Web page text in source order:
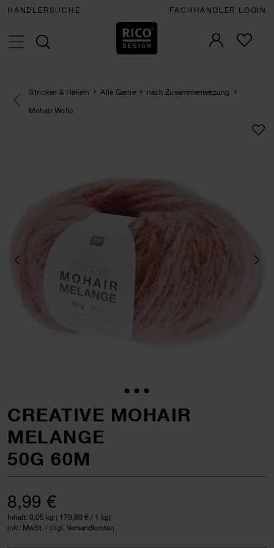
HÄNDLERSUCHE FACHHÄNDLER LOGIN
Eine Kategorie zurück navigieren
Stricken & Häkeln Alle Garne
nach Zusammensetzung
Mohair Wolle
CREATIVE MOHAIR
MELANGE
50G 60M
8,99 €
Inhalt: 0,05 kg ( 179,80 € / 1 kg)
inkl. MwSt. / zzgl. Versandkosten